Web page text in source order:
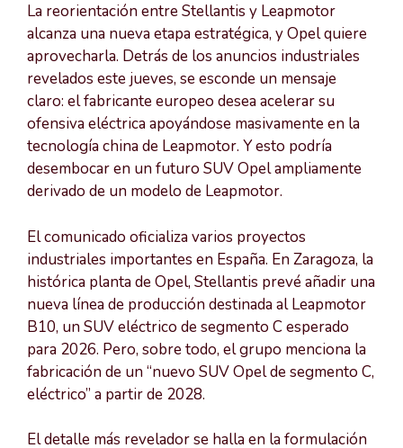
La reorientación entre Stellantis y Leapmotor
alcanza una nueva etapa estratégica, y Opel quiere
aprovecharla. Detrás de los anuncios industriales
revelados este jueves, se esconde un mensaje
claro: el fabricante europeo desea acelerar su
ofensiva eléctrica apoyándose masivamente en la
tecnología china de Leapmotor. Y esto podría
desembocar en un futuro SUV Opel ampliamente
derivado de un modelo de Leapmotor.
El comunicado oficializa varios proyectos
industriales importantes en España. En Zaragoza, la
histórica planta de Opel, Stellantis prevé añadir una
nueva línea de producción destinada al Leapmotor
B10, un SUV eléctrico de segmento C esperado
para 2026. Pero, sobre todo, el grupo menciona la
fabricación de un “nuevo SUV Opel de segmento C,
eléctrico” a partir de 2028.
El detalle más revelador se halla en la formulación